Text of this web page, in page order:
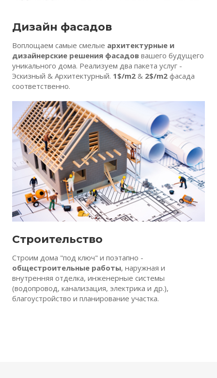
Дизайн фасадов
Воплощаем самые смелые архитектурные и
дизайнерские решения фасадов вашего будущего
уникального дома. Реализуем два пакета услуг -
Эскизный & Архитектурный. 1$/m2 & 2$/m2 фасада
соответственно.
Строительство
Строим дома "под ключ" и поэтапно -
общестроительные работы, наружная и
внутренняя отделка, инженерные системы
(водопровод, канализация, электрика и др.),
благоустройство и планирование участка.